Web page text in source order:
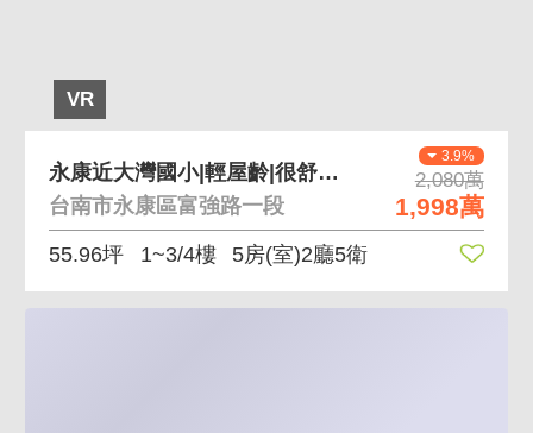
VR
3.9%
2,080萬
1,998萬
永康近大灣國小|輕屋齡|很舒適的車墅
台南市永康區富強路一段
55.96坪 1~3/4樓 5房(室)2廳5衛